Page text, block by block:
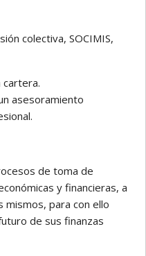
colectiva, SOCIMIS,
cartera.
asesoramiento
de toma de
y financieras, a
para con ello
de sus finanzas